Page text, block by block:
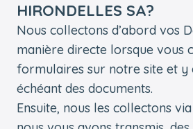
HIRONDELLES SA?
Nous collectons d’abord vos
manière directe lorsque vous
formulaires sur notre site et y
échéant des documents.
Ensuite, nous les collectons